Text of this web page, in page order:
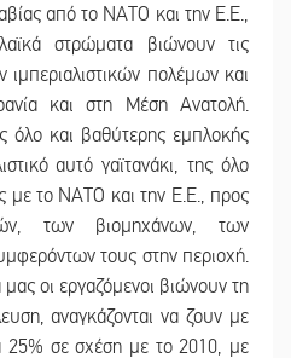
από το ΝΑΤΟ και την Ε.Ε.,
στρώματα βιώνουν τις
ιμπεριαλιστικών πολέμων και
και στη Μέση Ανατολή.
όλο και βαθύτερης εμπλοκής
αυτό γαϊτανάκι, της όλο
με το ΝΑΤΟ και την Ε.Ε., προς
των βιομηχάνων, των
τους στην περιοχή.
οι εργαζόμενοι βιώνουν τη
αναγκάζονται να ζουν με
25% σε σχέση με το 2010, με